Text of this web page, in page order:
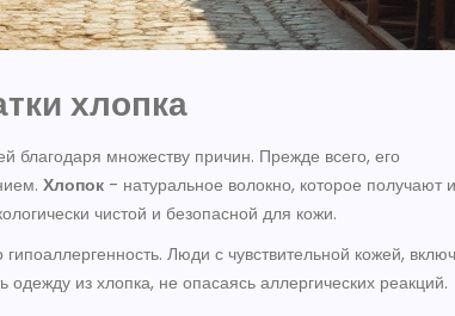
хлопка
благодаря множеству причин. Прежде всего, его
Хлопок - натуральное волокно, которое получают
чистой и безопасной для кожи.
Люди с чувствительной кожей,
из хлопка, не опасаясь аллергических реакций.